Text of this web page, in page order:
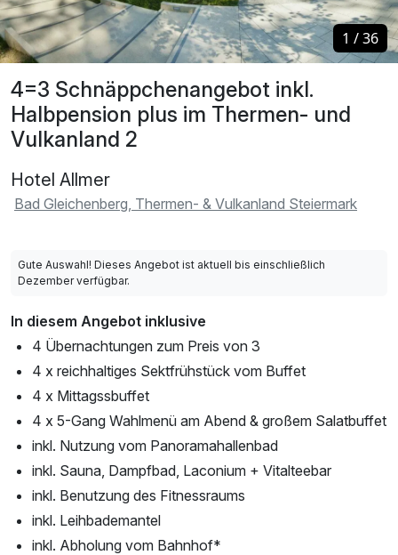
4=3 Schnäppchenangebot inkl.
Halbpension plus im Thermen- und
Vulkanland 2
Hotel Allmer
Bad Gleichenberg, Thermen- & Vulkanland Steiermark
1 /36
1 /36
Gute Auswahl! Dieses Angebot ist aktuell bis einschließlich
Dezember verfügbar.
In diesem Angebot inklusive
4 Übernachtungen zum Preis von 3
4 x reichhaltiges Sektfrühstück vom Buffet
4 x Mittagssbuffet
4 x 5-Gang Wahlmenü am Abend & großem Salatbuffet
inkl. Nutzung vom Panoramahallenbad
inkl. Sauna, Dampfbad, Laconium + Vitalteebar
inkl. Benutzung des Fitnessraums
inkl. Leihbademantel
inkl. Abholung vom Bahnhof*